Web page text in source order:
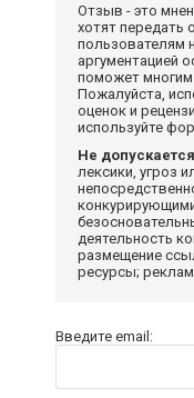
Отзыв - это
хотят передать
пользователям
аргументацией
поможет многим
Пожалуйста,
оценок и
используйте
Не
лексики, угроз
деятельность
размещение
ресурсы;
Введите email: